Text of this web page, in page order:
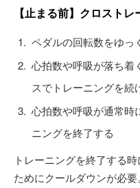
【止まる前】クロスト
ペダルの回転数をゆっ
心拍数や呼吸が落ち着
スでトレーニングを続
心拍数や呼吸が通常時
ニングを終了する
トレーニングを終了する
ためにクールダウンが必